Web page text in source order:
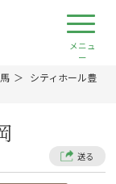
シティホール豊
送る